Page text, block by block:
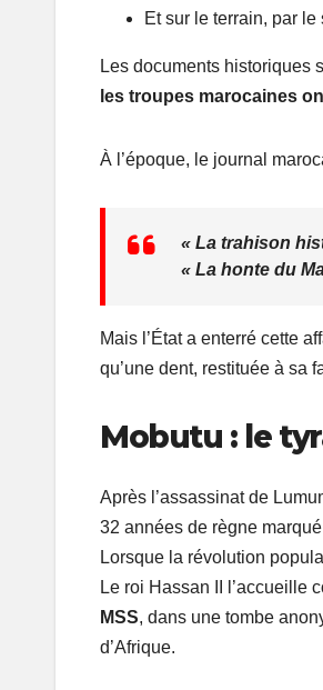
Et sur le terrain, par
Les documents historiques
les troupes marocaines
À l’époque, le journal
« La trahison
« La honte du
Mais l’État a enterré cette
qu’une dent, restituée à sa
Mobutu : le
Après l’assassinat de
32 années de règne
Lorsque la révolution
Le roi Hassan II l’accueille
MSS, dans une tombe
d’Afrique.